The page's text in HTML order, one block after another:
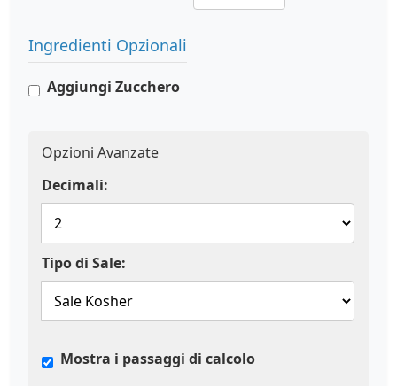
Ingredienti Opzionali
Aggiungi Zucchero
Opzioni Avanzate
Decimali:
Tipo di Sale:
Mostra i passaggi di calcolo